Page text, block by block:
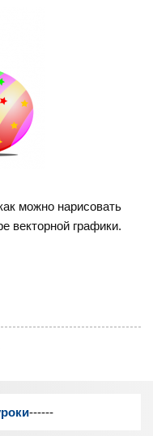
можно нарисовать
векторной графики.
------